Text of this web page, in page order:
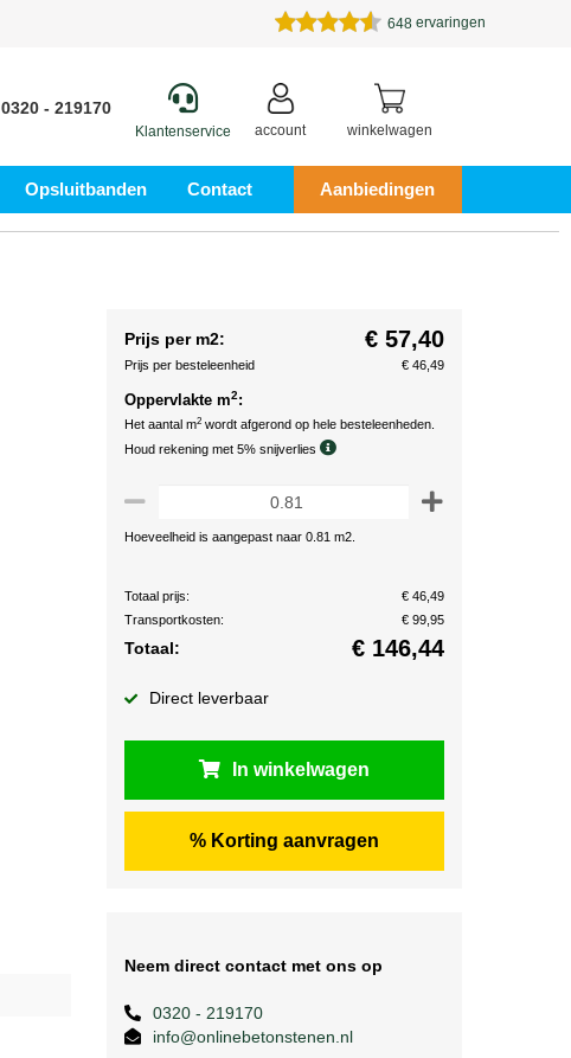
648 ervaringen
0320 - 219170
Klantenservice account winkelwagen
Opsluitbanden Contact Aanbiedingen
Prijs per m2: € 57,40
Prijs per besteleenheid € 46,49
Oppervlakte m2:
Het aantal m2 wordt afgerond op hele besteleenheden.
Houd rekening met 5% snijverlies
Hoeveelheid is aangepast naar 0.81 m2.
Totaal prijs:
€ 46,49
Transportkosten:
€ 99,95
Totaal: € 146,44
Direct leverbaar
In winkelwagen
% Korting aanvragen
Neem direct contact met ons op
0320 - 219170
info@onlinebetonstenen.nl